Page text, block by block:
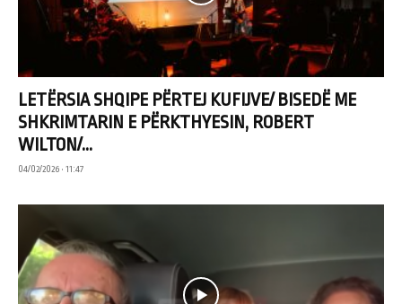
LETËRSIA SHQIPE PËRTEJ KUFIJVE/ BISEDË ME
SHKRIMTARIN E PËRKTHYESIN, ROBERT
WILTON/...
04/02/2026 • 11:47